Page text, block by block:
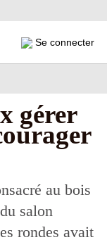
Se connecter
gérer
au bois
salon
rondes avait